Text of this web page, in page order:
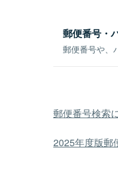
郵便番号・
郵便番号や、
郵便番号検索
2025年度版郵